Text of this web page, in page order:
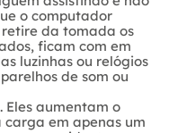
o computador
da tomada os
ficam com em
luzinhas ou relógios
de som ou
Eles aumentam o
em apenas um